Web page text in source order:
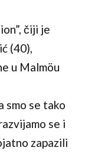
čiji je
(40),
u Malmöu
smo se tako
se i
zapazili